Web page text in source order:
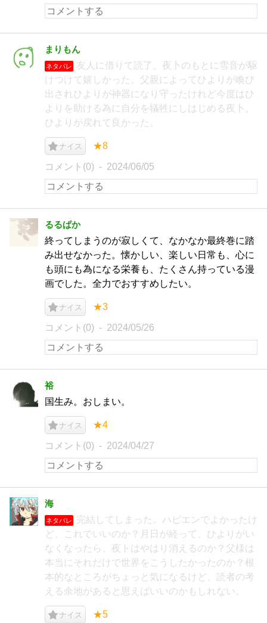
まりもん
ネタバレ
友人に借りて読了。夜卜のもとに雪音が駆
けつけて嬉しかった。父親によってひよりが喚び
出されひよりが神器になり守ったけれど今度はひ
よりを助ける為に自分を犠牲にしはじめる夜卜。
ひよりが戻れて良かった。
ナイス ★8
コメント(0) 2024/06/05
るるぱか
終ってしまうのが寂しくて、なかなか最終巻に踏
み出せなかった。懐かしい、楽しい日常も、心に
も頭にも為になる栄養も、たくさん持っている漫
画でした。全力でおすすめしたい。
ナイス ★3
コメント(0) 2024/05/26
裕
国生み。おしまい。
ナイス ★4
コメント(0) 2024/04/27
海
ネタバレ
完結してしまった。ハピエンでよかったけ
ど、これでいいのか？月日が経って、ひよりがい
なくなったら、夜トはやはり消えるのか？父様は
本当にそれだけで世界をこうしたかったのか？根
本的なところがちょっと気になるけど、読者の考
える余地があると思えばいいのかもしれない。
ナイス ★5